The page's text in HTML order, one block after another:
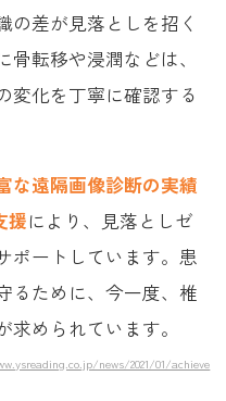
の差が見落としを招く
転移や浸潤などは、
変化を丁寧に確認する
な遠隔画像診断の実績
援により、見落としゼ
ポートしています。患
るために、今一度、椎
められています。
news/2021/01/achieve